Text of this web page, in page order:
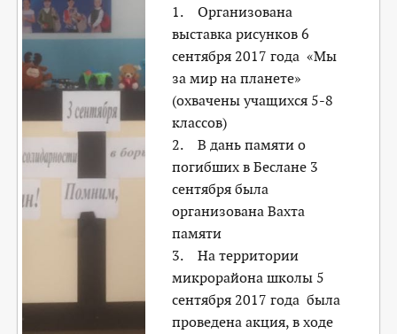
1. Организована
выставка рисунков 6
сентября 2017 года «Мы
за мир на планете»
(охвачены учащихся 5-8
классов)
2. В дань памяти о
погибших в Беслане 3
сентября была
организована Вахта
памяти
3. На территории
микрорайона школы 5
сентября 2017 года была
проведена акция, в ходе